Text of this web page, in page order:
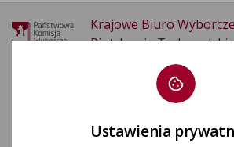
Krajowe Biuro
Piotrkowie
Ustawienia